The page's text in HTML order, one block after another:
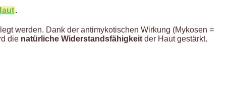
.
werden. Dank der antimykotischen Wirkung (Mykosen =
die natürliche Widerstandsfähigkeit der Haut gestärkt.